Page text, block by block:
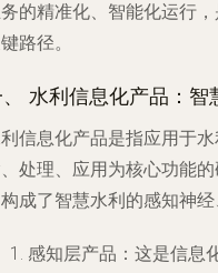
的精准化、智能化运行
路径。
水利信息化产品：智
信息化产品是指应用于
处理、应用为核心功能
成了智慧水利的感知神经
感知层产品 ：这是信息